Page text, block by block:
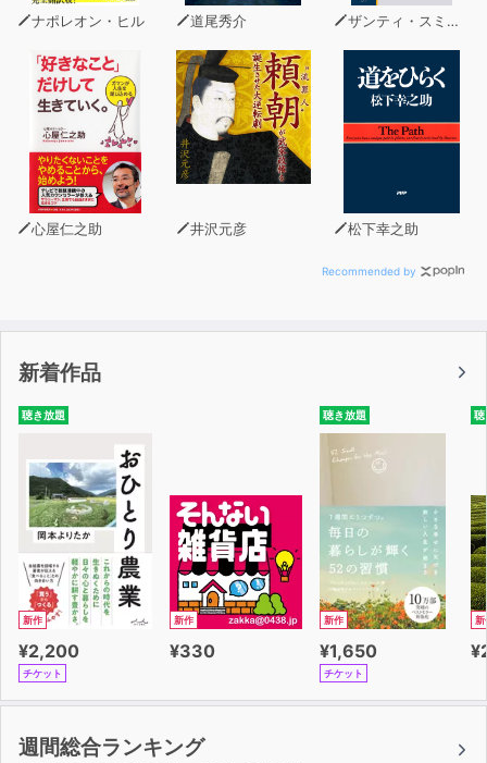
洛中の人間が今まで封じてきた、洛外の人間による批判的
他県に生まれ育った人には新たな京都の一面を知ることが
できる一冊です。
そして京都府に生まれ育った人には、改めて京都人には他
とは違う思考があるのだと実感することでしょう。
本作品を通じて京都について、そして京都に住む人々の心
ナポレオン・ヒル 道尾秀介 ザンティ・スミス・セラフィン
心屋仁之助 井沢元彦 松下幸之助
Recommended by
新着作品
聴き放題
新作
¥2,200
チケット
新作
¥330
聴き放題
新作
¥1,650
チケット
聴
新
週間総合ランキング